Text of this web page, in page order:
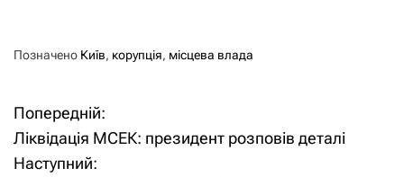
Позначено Київ, корупція, місцева влада
Н
а
Попередній:
Ліквідація МСЕК: президент розповів деталі
Наступний: